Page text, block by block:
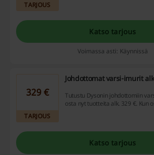
TARJOUS
Katso tarjous
Voimassa asti: Käynnissä
329 €
TARJOUS
Johdottomat varsi-imurit
Tutustu Dysonin johdottomiin
osta nyt tuotteita alk. 329 €. Kun
Katso tarjous